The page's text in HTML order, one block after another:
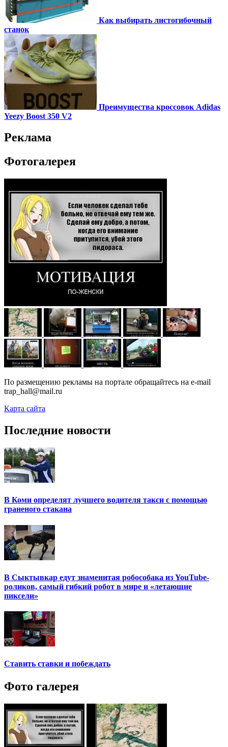
Как выбирать листогибочный
станок
Преимущества кроссовок Adidas
Yeezy Boost 350 V2
Реклама
Фотогалерея
По размещению рекламы на портале обращайтесь на e-mail
trap_hall@mail.ru
Карта сайта
Последние новости
В Коми определят лучшего водителя такси с помощью
граненого стакана
В Сыктывкар едут знаменитая робособака из YouTube-
роликов, самый гибкий робот в мире и «летающие
пиксели»
Ставить ставки и побеждать
Фото галерея